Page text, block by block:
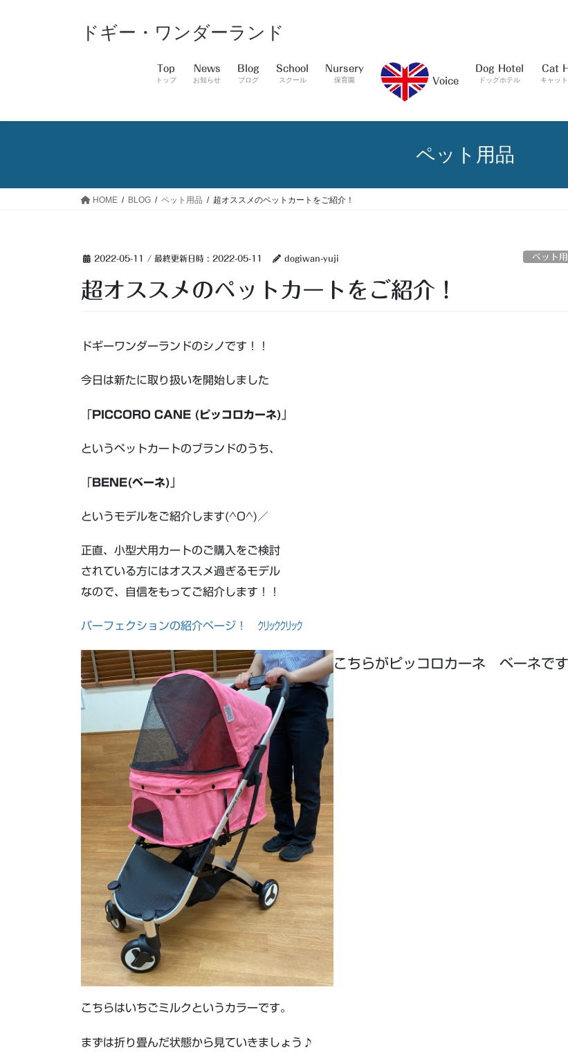
キ
に
ドギー・ワンダーランド
Top
トップ
News
お知らせ
Blog
ブログ
School
スクール
Nursery
保育園 Voice
Dog Hotel
ドッグホテル
Cat
キャッ
ペット用品
HOME BLOG ペット用品 超オススメのペットカートをご紹介！
2022-05-11 / 最終更新日時 : 2022-05-11 dogiwan-yuji ペット
超オススメのペットカートをご紹介！
ドギーワンダーランドのシノです！！
今日は新たに取り扱いを開始しました
「PICCORO CANE (ピッコロカーネ)
というペットカートのブランドのうち、
BENE(ベーネ)
というモデルをご紹介します(^O^)／
正直、小型犬用カートのご購入をご検討
されている方にはオススメ過ぎるモデル
なので、自信をもってご紹介します！！
パーフェクションの紹介ページ！ ｸﾘｯｸｸﾘｯｸ
こちらがピッコロカーネ ベーネです
こちらはいちごミルクというカラーです。
まずは折り畳んだ状態から見ていきましょう♪